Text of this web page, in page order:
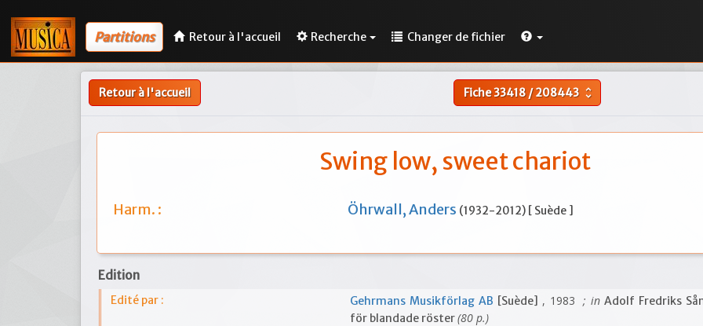
Partitions Retour à l'accueil Recherche Changer de fichier
Retour à l'accueil Fiche33418/208443 unfold_more
Swing low, sweet chariot
Harm. : Öhrwall, Anders (1932-2012) [ Suède ]
Edition
Edité par : Gehrmans Musikförlag AB [Suède] , 1983 ; inAdolf Fredriks
för blandade röster(80 p.)